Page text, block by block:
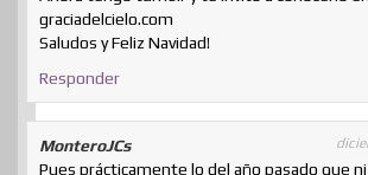
graciadelcielo.com
Saludos y Feliz Navidad!
Responder
MonteroJCs
Pues prácticamente lo del año pasado que